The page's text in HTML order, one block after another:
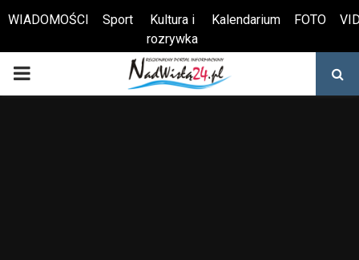
Otwórz pasek narzędzi
WIADOMOŚCI Sport
Kultura i
rozrywka
Kalendarium FOTO
PRIMARY